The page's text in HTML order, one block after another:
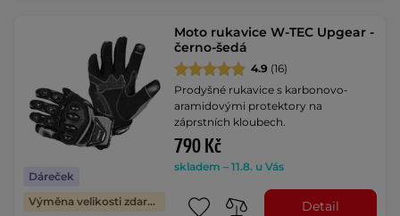
Dáreček
Výměna velikosti zdarma
Moto rukavice W-TEC Upgear -
černo-šedá
4.9 (16)
Prodyšné rukavice s karbonovo-
aramidovými protektory na
záprstních kloubech.
790 Kč
skladem – 11.8. u Vás
Detail